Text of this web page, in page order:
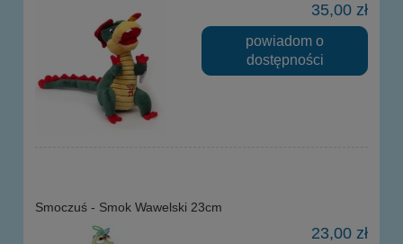
35,00 zł
powiadom o
dostępności
Smoczuś - Smok Wawelski 23cm
23,00 zł